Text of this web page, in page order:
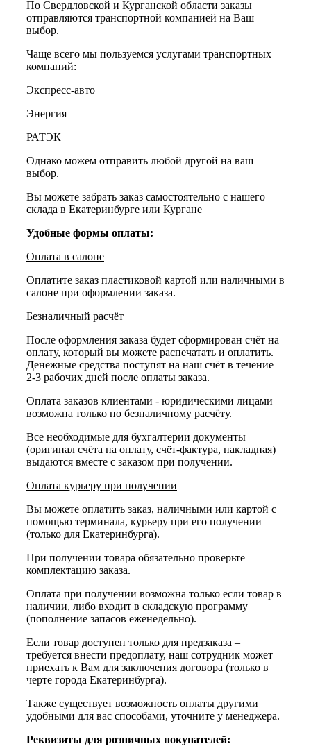
По Свердловской и Курганской области заказы
отправляются транспортной компанией на Ваш
выбор.
Чаще всего мы пользуемся услугами транспортных
компаний:
Экспресс-авто
Энергия
РАТЭК
Однако можем отправить любой другой на ваш
выбор.
Вы можете забрать заказ самостоятельно с нашего
склада в Екатеринбурге или Кургане
Удобные формы оплаты:
Оплата в салоне
Оплатите заказ пластиковой картой или наличными в
салоне при оформлении заказа.
Безналичный расчёт
После оформления заказа будет сформирован счёт на
оплату, который вы можете распечатать и оплатить.
Денежные средства поступят на наш счёт в течение
2-3 рабочих дней после оплаты заказа.
Оплата заказов клиентами - юридическими лицами
возможна только по безналичному расчёту.
Все необходимые для бухгалтерии документы
(оригинал счёта на оплату, счёт-фактура, накладная)
выдаются вместе с заказом при получении.
Оплата курьеру при получении
Вы можете оплатить заказ, наличными или картой с
помощью терминала, курьеру при его получении
(только для Екатеринбурга).
При получении товара обязательно проверьте
комплектацию заказа.
Оплата при получении возможна только если товар в
наличии, либо входит в складскую программу
(пополнение запасов еженедельно).
Если товар доступен только для предзаказа –
требуется внести предоплату, наш сотрудник может
приехать к Вам для заключения договора (только в
черте города Екатеринбурга).
Также существует возможность оплаты другими
удобными для вас способами, уточните у менеджера.
Реквизиты для розничных покупателей: